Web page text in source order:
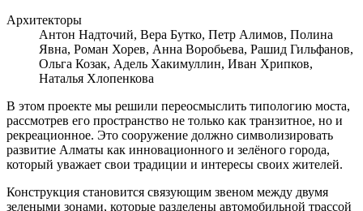
Архитекторы
Антон Надточий, Вера Бутко, Петр Алимов, Полина
Явна, Роман Хорев, Анна Воробьева, Рашид Гильфанов,
Ольга Козак, Адель Хакимуллин, Иван Хрипков,
Наталья Хлопенкова
В этом проекте мы решили переосмыслить типологию моста,
рассмотрев его пространство не только как транзитное, но и
рекреационное. Это сооружение должно символизировать
развитие Алматы как инновационного и зелёного города,
который уважает свои традиции и интересы своих жителей.
Конструкция становится связующим звеном между двумя
зелеными зонами, которые разделены автомобильной трассой